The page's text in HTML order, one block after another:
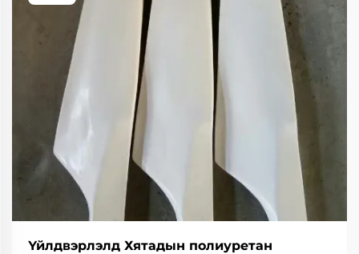
Үйлдвэрлэлд Хятадын полиуретан